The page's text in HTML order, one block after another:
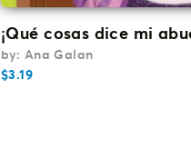
¡Qué cosas dice mi
by: Ana Galan
$3.19